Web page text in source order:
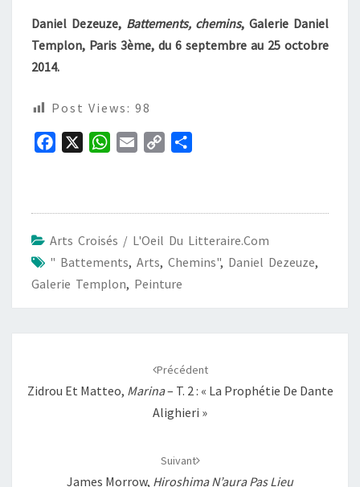
Daniel Dezeuze, Battements, chemins, Galerie Daniel
Templon, Paris 3ème, du 6 septembre au 25 octobre
2014.
Post Views: 98
o
o
k
W
A
p
p
n
k
g
e
Arts Croisés / L'Oeil Du Litteraire.com
" Battements, Arts, Chemins", Daniel Dezeuze,
Galerie Templon, Peinture
Précédent
Zidrou Et Matteo, Marina– T. 2 : « La Prophétie De Dante
Alighieri »
Suivant
James Morrow, Hiroshima N’aura Pas Lieu